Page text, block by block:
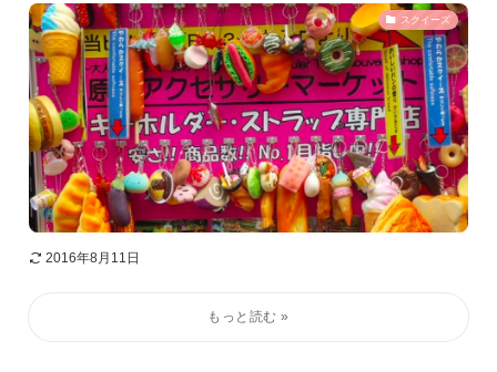
スクイーズ
2016年8月11日